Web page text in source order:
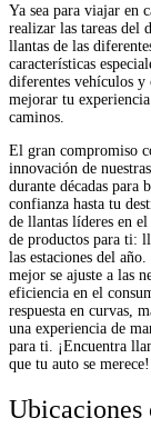
Ya sea para viajar en
realizar las tareas del
llantas de las
características
diferentes vehículos y
mejorar tu
caminos.
El gran compromiso
innovación de
durante décadas para
confianza hasta tu
de llantas líderes en
de productos para ti:
las estaciones del
mejor se ajuste a las
eficiencia en el
respuesta en curvas,
una experiencia de
para ti. ¡Encuentra
que tu auto se merece!
Ubicaciones